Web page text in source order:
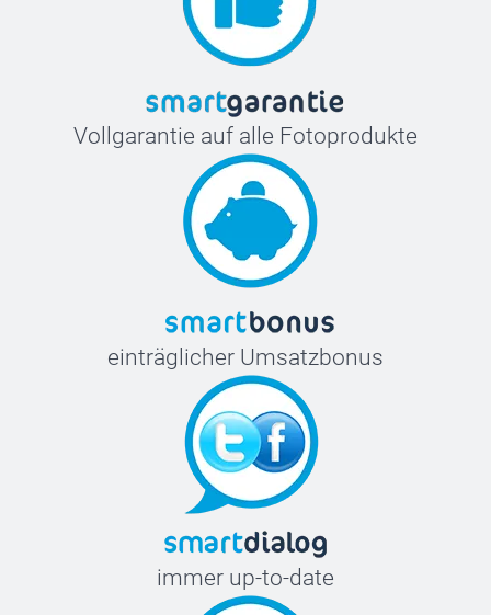
Vollgarantie auf alle Fotoprodukte
einträglicher Umsatzbonus
immer up-to-date